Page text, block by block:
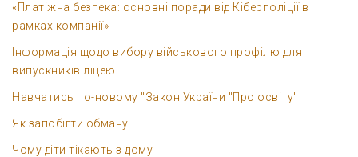
«Платіжна безпека: основні поради від Кіберполіції в
рамках компанії»
Інформація щодо вибору військового профілю для
випускників ліцею
Навчатись по-новому "Закон України "Про освіту"
Як запобігти обману
Чому діти тікають з дому